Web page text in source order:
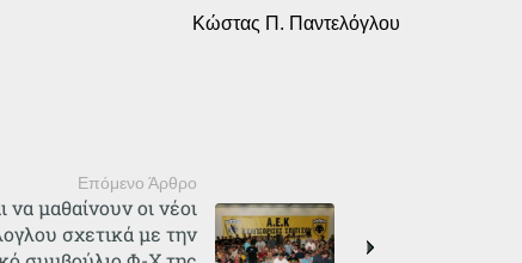
Κώστας Π. Παντελόγλου
Επόμενο Άρθρο
να μαθαίνουν οι νέοι
σχετικά με την